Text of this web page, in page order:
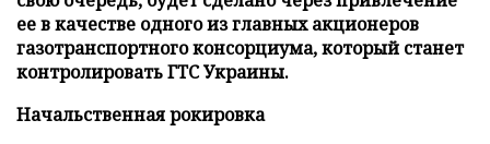
ее в качестве одного из главных акционеров
газотранспортного консорциума, который станет
контролировать ГТС Украины.
Начальственная рокировка